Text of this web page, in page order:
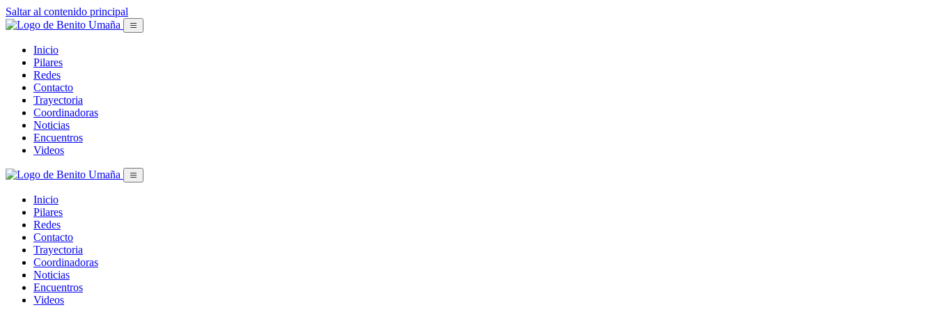
Saltar al contenido principal
Inicio
Pilares
Redes
Contacto
Trayectoria
Coordinadoras
Noticias
Encuentros
Videos
Inicio
Pilares
Redes
Contacto
Trayectoria
Coordinadoras
Noticias
Encuentros
Videos